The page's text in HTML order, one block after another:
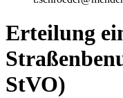
Erteilung
StVO)